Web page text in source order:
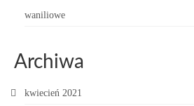
waniliowe
Archiwa
kwiecień 2021